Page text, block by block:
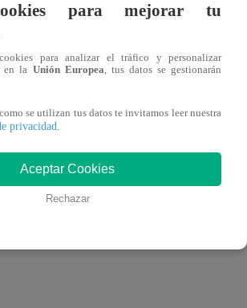
que lleva una constante batalla
2019. Día normal… normal?
después de entrar en un proceso de
hipotiroidismo me escriben
hacer”, escribió en las historias de
para mejorar tu
para analizar el tráfico y personalizar
en la Unión Europea, tus datos se gestionarán
se utilizan tus datos te invitamos leer nuestra
privacidad.
Aceptar Cookies
Rechazar